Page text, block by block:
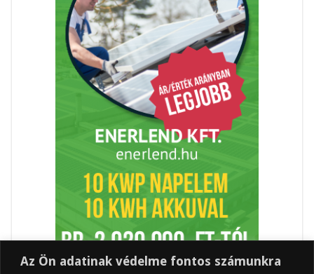
Az Ön adatinak védelme fontos számunkra